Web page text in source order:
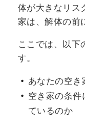
体が大きなリス
家は、解体の前
ここでは、以下
す。
あなたの空き
空き家の条件
ているのか